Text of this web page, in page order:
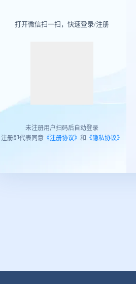
打开微信扫一扫，快速登录/注册
未注册用户扫码后自动登录
注册即代表同意 《注册协议》 和 《隐私协议》